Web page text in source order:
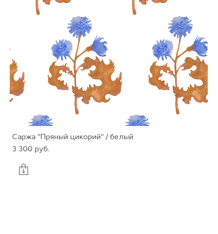
Саржа "Пряный цикорий" / белый
3 300 pуб.